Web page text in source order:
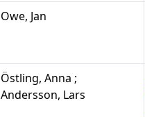
Owe, Jan
Östling, Anna ;
Andersson, Lars